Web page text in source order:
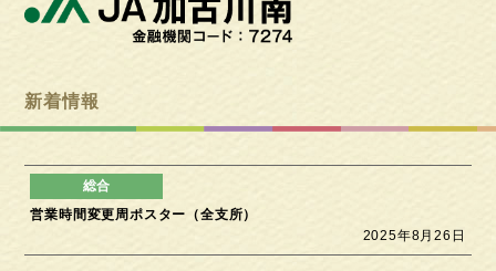
新着情報
営業時間変更周ポスター（全支所）
2025年8月26日